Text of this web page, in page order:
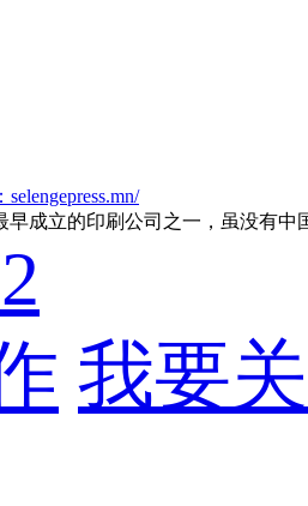
selengepress.mn/
我要